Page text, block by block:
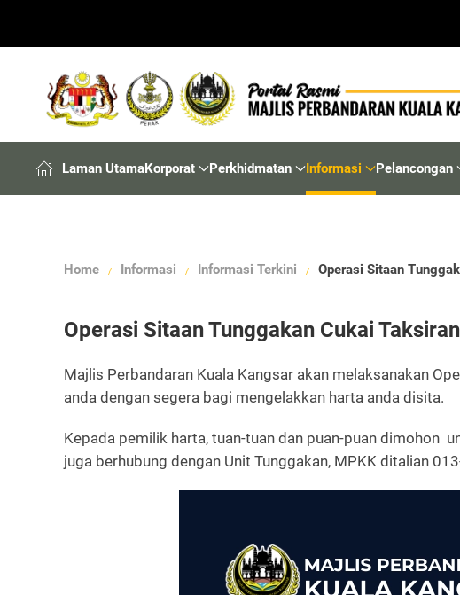
Laman UtamaKorporat Perkhidmatan Informasi Pelancongan
Home Informasi Informasi Terkini Operasi Sitaan
Operasi Sitaan Tunggakan Cukai
Majlis Perbandaran Kuala Kangsar akan melaksanakan
anda dengan segera bagi mengelakkan harta anda disita.
Kepada pemilik harta, tuan-tuan dan puan-puan dimohon
juga berhubung dengan Unit Tunggakan, MPKK ditalian